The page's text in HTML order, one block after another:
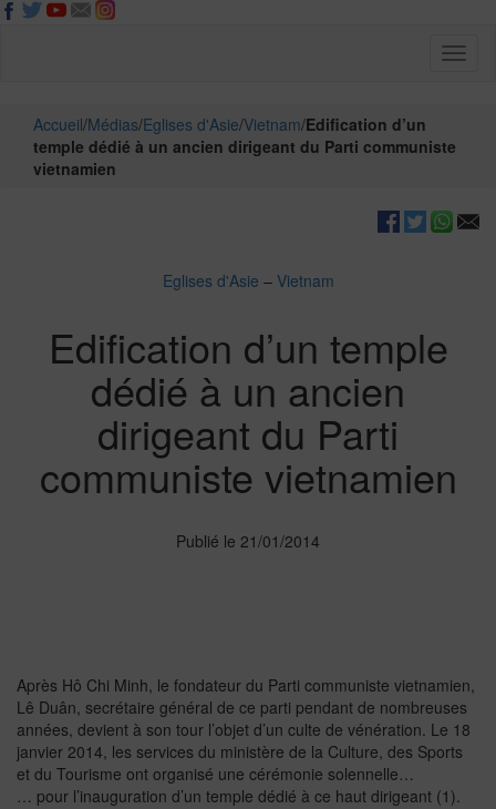
Accueil/Médias/Eglises d'Asie/Vietnam/Edification d’un
temple dédié à un ancien dirigeant du Parti communiste
vietnamien
Eglises d'Asie – Vietnam
Edification d’un temple
dédié à un ancien
dirigeant du Parti
communiste vietnamien
Publié le 21/01/2014
Après Hô Chi Minh, le fondateur du Parti communiste vietnamien,
Lê Duân, secrétaire général de ce parti pendant de nombreuses
années, devient à son tour l’objet d’un culte de vénération. Le 18
janvier 2014, les services du ministère de la Culture, des Sports
et du Tourisme ont organisé une cérémonie solennelle…
… pour l’inauguration d’un temple dédié à ce haut dirigeant (1).